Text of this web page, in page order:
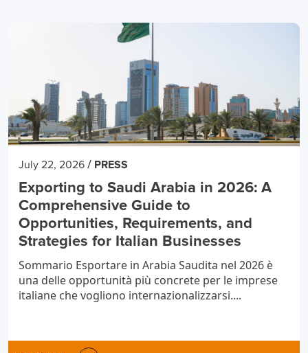
July 22, 2026 / PRESS
Exporting to Saudi Arabia in 2026: A
Comprehensive Guide to
Opportunities, Requirements, and
Strategies for Italian Businesses
Sommario Esportare in Arabia Saudita nel 2026 è
una delle opportunità più concrete per le imprese
italiane che vogliono internazionalizzarsi....